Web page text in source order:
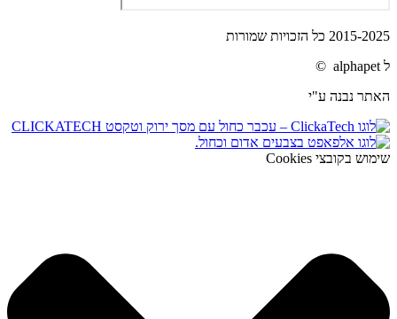
2015-2025 כל הזכויות שמורות
ל alphapet ©
האתר נבנה ע"י
שימוש בקובצי Cookies